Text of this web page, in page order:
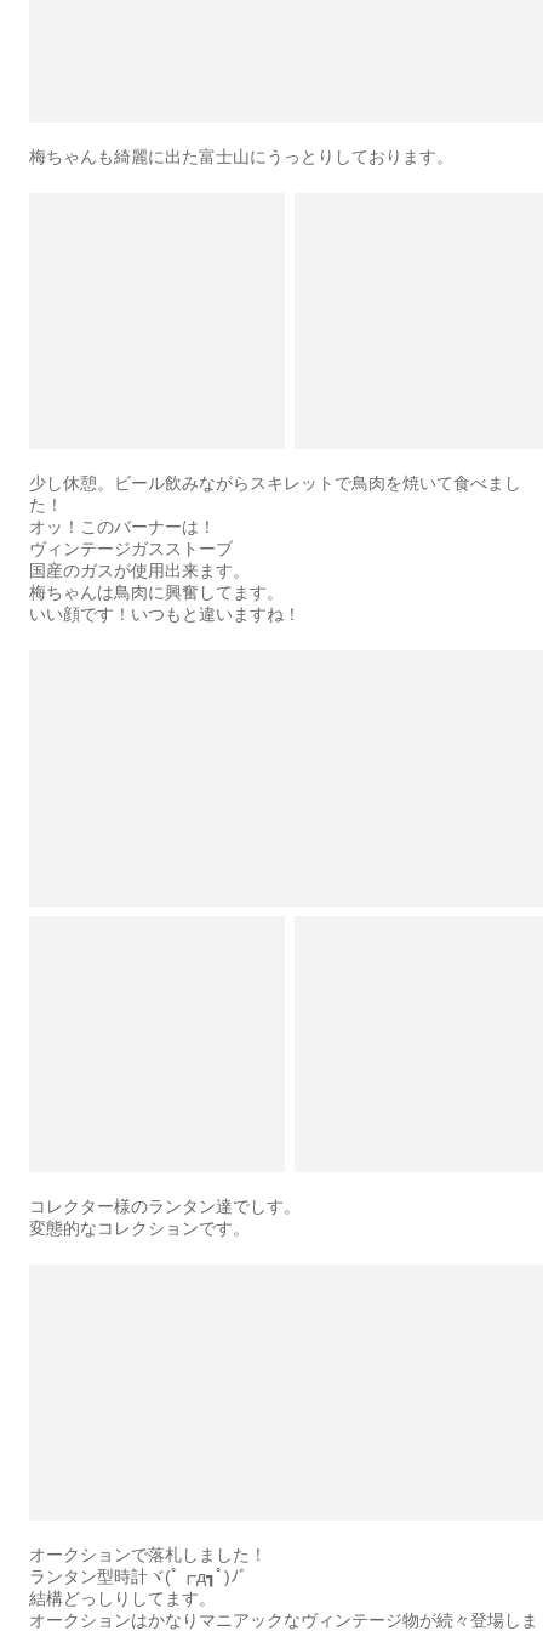
梅ちゃんも綺麗に出た富士山にうっとりしております。
少し休憩。ビール飲みながらスキレットで鳥肉を焼いて食べまし
た！
オッ！このバーナーは！
ヴィンテージガスストーブ
国産のガスが使用出来ます。
梅ちゃんは鳥肉に興奮してます。
いい顔です！いつもと違いますね！
コレクター様のランタン達でしす。
変態的なコレクションです。
オークションで落札しました！
ランタン型時計ヾ(ﾟ┏д┓ﾟ)ﾉ゛
結構どっしりしてます。
オークションはかなりマニアックなヴィンテージ物が続々登場しま